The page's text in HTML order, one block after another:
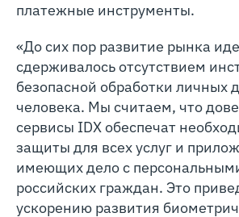
платежные инструменты.
«До сих пор развитие рынка
сдерживалось отсутствием
безопасной обработки личных
человека. Мы считаем, что
сервисы IDX обеспечат
защиты для всех услуг и
имеющих дело с
российских граждан. Это
ускорению развития